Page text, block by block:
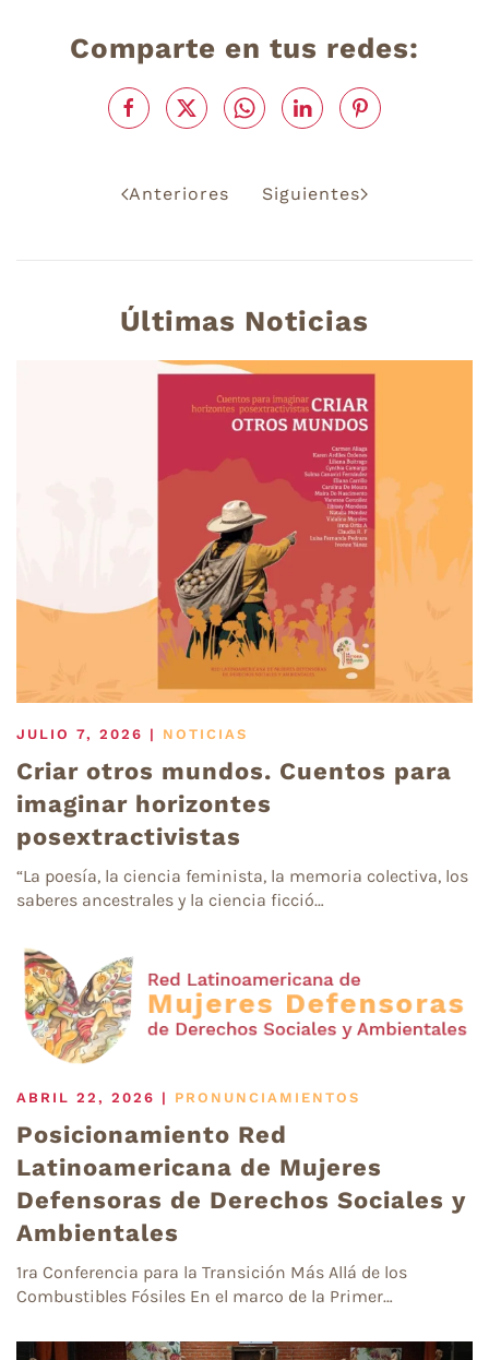
Comparte en tus redes:
Anteriores Siguientes
Últimas Noticias
JULIO 7, 2026 | NOTICIAS
Criar otros mundos. Cuentos para
imaginar horizontes
posextractivistas
“La poesía, la ciencia feminista, la memoria colectiva, los
saberes ancestrales y la ciencia ficció…
ABRIL 22, 2026 | PRONUNCIAMIENTOS
Posicionamiento Red
Latinoamericana de Mujeres
Defensoras de Derechos Sociales y
Ambientales
1ra Conferencia para la Transición Más Allá de los
Combustibles Fósiles En el marco de la Primer…